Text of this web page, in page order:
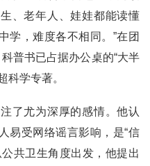
、老年人、娃娃都能读懂
，难度各不相同。”在团
普书已占据办公桌的“大半
科学专著。
了尤为深厚的感情。他认
易受网络谣言影响，是“信
共卫生角度出发，他提出